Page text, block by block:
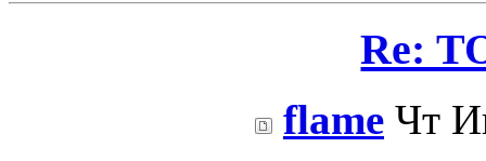
Re:
flame Чт